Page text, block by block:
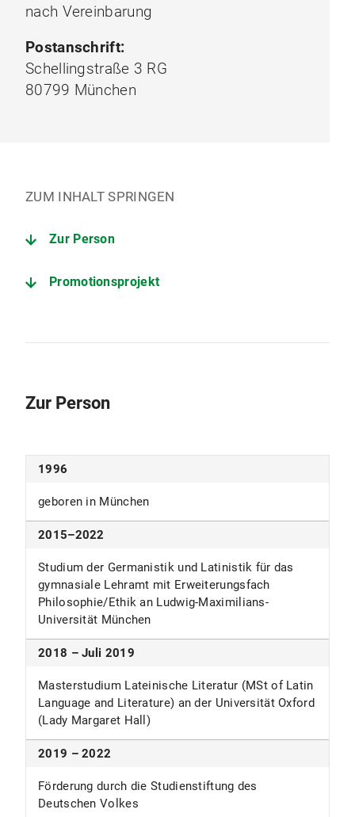
nach Vereinbarung
Postanschrift:
Schellingstraße 3 RG
80799 München
ZUM INHALT SPRINGEN
Zur Person
Promotionsprojekt
Zur Person
1996
geboren in München
2015–2022
Studium der Germanistik und Latinistik für das
gymnasiale Lehramt mit Erweiterungsfach
Philosophie/Ethik an Ludwig-Maximilians-
Universität München
2018 – Juli 2019
Masterstudium Lateinische Literatur (MSt of Latin
Language and Literature) an der Universität Oxford
(Lady Margaret Hall)
2019 – 2022
Förderung durch die Studienstiftung des
Deutschen Volkes